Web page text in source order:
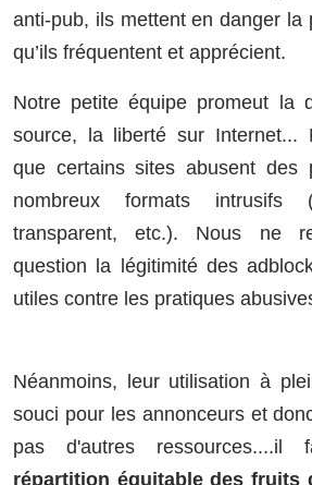
anti-pub, ils mettent en danger la
qu’ils fréquentent et apprécient.
Notre petite équipe promeut la
source, la liberté sur Internet...
que certains sites abusent des
nombreux formats intrusifs
transparent, etc.). Nous ne
question la légitimité des
utiles contre les pratiques
Néanmoins, leur utilisation à
souci pour les annonceurs et
pas d'autres ressources....il
répartition équitable des fruits